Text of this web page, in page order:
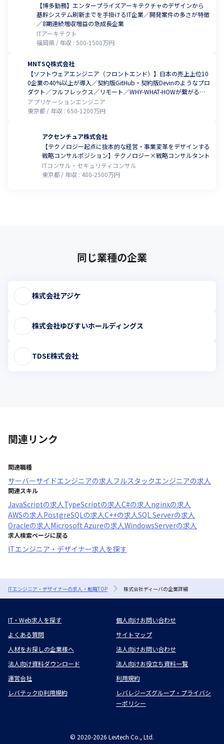
【博多勤務】エンタープライズアーキテクチャのデザインから
基幹システム刷新までを手掛けるIT企業／開発案件の多さが特徴
／8期連続増収増益の急成長企業
ITアーキテクト
福岡県
年収 :500-1500万円
MNTSQ株式会社
【ソフトウェアエンジニア（フロントエンド）】日本の売上上位10
0企業の40%以上が導入／契約版GitHub・契約版Devinのようなプロ
ダクト／フルフレックス／リモート／WHY-WHAT-HOWが繋がる開
発体制と裁量／代表はコードも書く弁護士でエンジニアのリスペク
トが強い社風
アプリケーションエンジニア
東京都
年収 : 650-1200万円
アクセンチュア株式会社
【テクノロジー起点に抜本的な経営・事業変革をデザインする
戦略コンサルポジション】テクノロジー×戦略コンサルタント
ITコンサル・セキュリティコンサル
東京都
年収 : 480-2500万円
同じ業種の企業
株式会社アジケ
株式会社ゆびすいホールディングス
TDSE株式会社
関連リンク
関連職種
サーバーサイドエンジニアの求人 フルスタックエンジニアの求人
関連スキル
JavaScriptの求人 TypeScriptの求人C#の求人 nginxの求人
AWSの求人 PostgreSQLの求人C++の求人SQL Serverの求人
Oracleの求人 Microsoft Azureの求人WindowsServerの求人
求人検索ページに戻る
ITエンジニア・デザイナー求人を探す
ITエンジニア・デザイナーの求人・転職TOP 株式会社ディーバの企業詳細
IT・Web求人を探す
個人向けお問い合わせ
よくある質問
サイトマップ
人材をお探しの企業様へ
法人向けお問い合わせ
法人向け資料ダウンロード
法人向けお役立ち資料一覧
運営会社
利用規約
レバテックID利用規約
レバレジーズグループ・プライバシ
ーポリシー
© 2020-2026 Levtech Co., Ltd.